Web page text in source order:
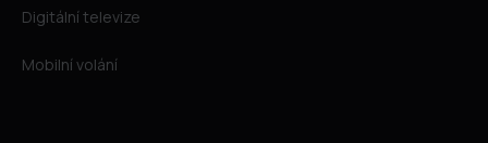
Digitální televize
Mobilní volání